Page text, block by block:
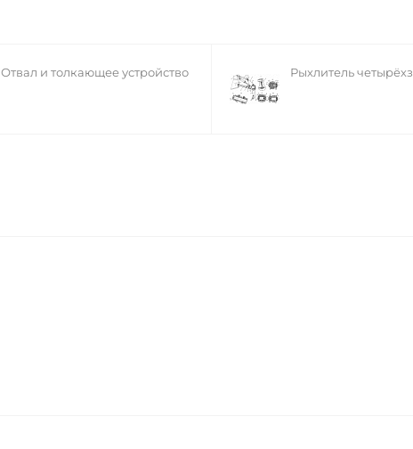
Отвал и толкающее устройство Рыхлитель